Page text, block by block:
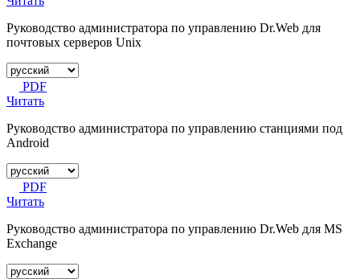
Руководство администратора по управлению Dr.Web для
почтовых серверов Unix
PDF
Читать
Руководство администратора по управлению станциями под
Android
PDF
Читать
Руководство администратора по управлению Dr.Web для MS
Exchange